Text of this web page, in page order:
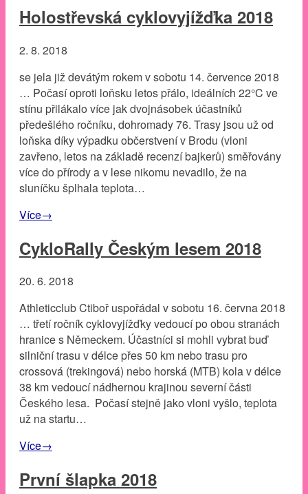
Holostřevská cyklovyjížďka 2018
2. 8. 2018
se jela již devátým rokem v sobotu 14. července 2018
… Počasí oproti loňsku letos přálo, ideálních 22°C ve
stínu přilákalo více jak dvojnásobek účastníků
předešlého ročníku, dohromady 76. Trasy jsou už od
loňska díky výpadku občerstvení v Brodu (vloni
zavřeno, letos na základě recenzí bajkerů) směřovány
více do přírody a v lese nikomu nevadilo, že na
sluníčku šplhala teplota…
Více→
CykloRally Českým lesem 2018
20. 6. 2018
Athleticclub Ctiboř uspořádal v sobotu 16. června 2018
… třetí ročník cyklovyjížďky vedoucí po obou stranách
hranice s Německem. Účastníci si mohli vybrat buď
silniční trasu v délce přes 50 km nebo trasu pro
crossová (trekingová) nebo horská (MTB) kola v délce
38 km vedoucí nádhernou krajinou severní části
Českého lesa. Počasí stejně jako vloni vyšlo, teplota
už na startu…
Více→
První šlapka 2018